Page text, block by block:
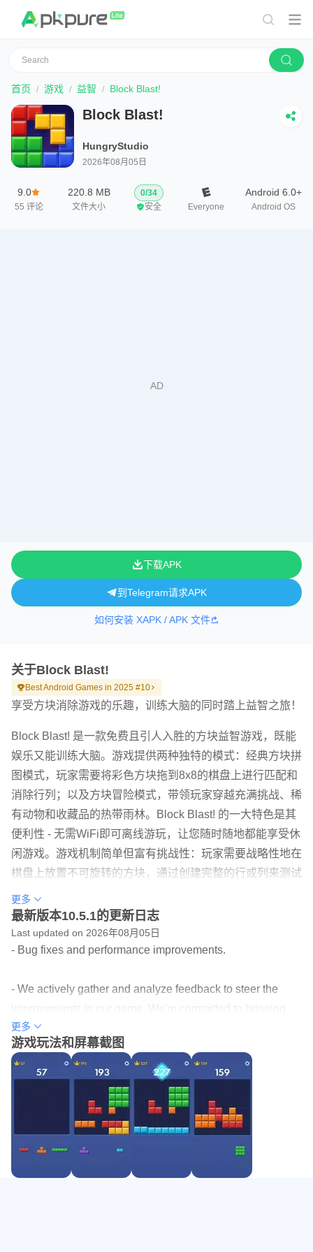
首页 游戏 益智 Block Blast!
Block Blast!
HungryStudio
2026年08月05日
9.0
55 评论
220.8 MB
文件大小
0/34
安全
Everyone
Android 6.0+
Android OS
下载APK
到Telegram请求APK
如何安装 XAPK / APK 文件
关于Block Blast!
Best Android Games in 2025 #10
享受方块消除游戏的乐趣，训练大脑的同时踏上益智之旅！
Block Blast! 是一款免费且引人入胜的方块益智游戏，既能
娱乐又能训练大脑。游戏提供两种独特的模式：经典方块拼
图模式，玩家需要将彩色方块拖到8x8的棋盘上进行匹配和
消除行列；以及方块冒险模式，带领玩家穿越充满挑战、稀
有动物和收藏品的热带雨林。Block Blast! 的一大特色是其
便利性 - 无需WiFi即可离线游玩，让您随时随地都能享受休
闲游戏。游戏机制简单但富有挑战性：玩家需要战略性地在
棋盘上放置不可旋转的方块，通过创建完整的行或列来测试
他们的逻辑和解决问题的能力。凭借其节奏感十足的音乐、
缤纷的设计和数百个令人上瘾的关卡，Block Blast! 为各个
年龄段的玩家，从儿童到老年人，都提供了令人满意的游戏
体验。
更多
最新版本10.5.1的更新日志
Last updated on 2026年08月05日
- Bug fixes and performance improvements.
- We actively gather and analyze feedback to steer the
improvements in our game. We're committed to bringing
you the finest block puzzle gaming, coupled with an
unparalleled playing experience.
更多
游戏玩法和屏幕截图